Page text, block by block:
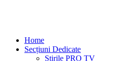
Home
Secțiuni Dedicate
Știrile PRO TV